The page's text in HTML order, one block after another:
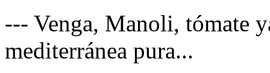
--- Venga, Manoli, tómate
mediterránea pura...